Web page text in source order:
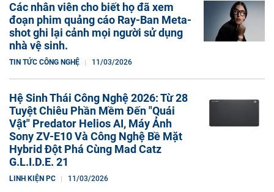
Các nhân viên cho biết họ đã xem
đoạn phim quảng cáo Ray-Ban Meta-
shot ghi lại cảnh mọi người sử dụng
nhà vệ sinh.
TIN TỨC CÔNG NGHỆ 11/03/2026
Hệ Sinh Thái Công Nghệ 2026: Từ 28
Tuyệt Chiêu Phần Mềm Đến "Quái
Vật" Predator Helios AI, Máy Ảnh
Sony ZV-E10 Và Công Nghệ Bề Mặt
Hybrid Đột Phá Cùng Mad Catz
G.L.I.D.E. 21
LINH KIỆN PC 11/03/2026